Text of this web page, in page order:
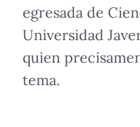
egresada de
Universidad
quien
tema.